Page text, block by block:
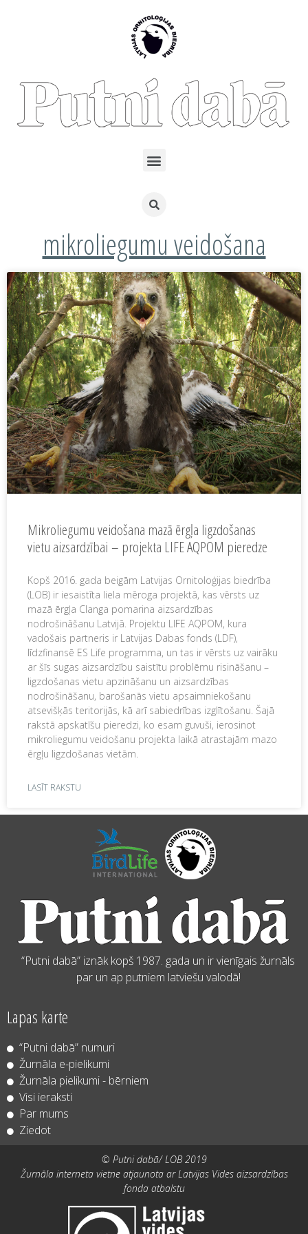
mikroliegumu veidošana
Mikroliegumu veidošana mazā ērgļa ligzdošanas
vietu aizsardzībai – projekta LIFE AQPOM pieredze
Kopš 2016. gada beigām Latvijas Ornitoloģijas biedrība
(LOB) ir iesaistīta liela mēroga projektā, kas vērsts uz
mazā ērgļa Clanga pomarina aizsardzības
nodrošināšanu Latvijā. Projektu LIFE AQPOM, kura
vadošais partneris ir Latvijas Dabas fonds (LDF),
līdzfinansē ES Life programma, un tas ir vērsts uz vairāku
ar šīs sugas aizsardzību saistītu problēmu risināšanu –
ligzdošanas vietu apzināšanu un aizsardzības
nodrošināšanu, barošanās vietu apsaimniekošanu
atsevišķās teritorijās, kā arī sabiedrības izglītošanu. Šajā
rakstā apskatīšu pieredzi, ko esam guvuši, ierosinot
mikroliegumu veidošanu projekta laikā atrastajām mazo
ērgļu ligzdošanas vietām.
LASĪT RAKSTU
“Putni dabā” iznāk kopš 1987. gada un ir vienīgais žurnāls
par un ap putniem latviešu valodā!
Lapas karte
“Putni dabā” numuri
Žurnāla e-pielikumi
Žurnāla pielikumi - bērniem
Visi ieraksti
Par mums
Ziedot
© Putni dabā/ LOB 2019
Žurnāla interneta vietne atjaunota ar Latvijas Vides aizsardzības
fonda atbalstu